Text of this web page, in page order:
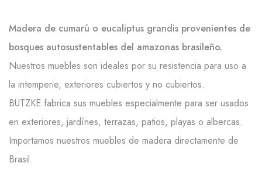
Madera de cumarú o eucaliptus grandis provenientes de
bosques autosustentables del amazonas brasileño.
Nuestros muebles son ideales por su resistencia para uso a
la intemperie, exteriores cubiertos y no cubiertos.
BUTZKE fabrica sus muebles especialmente para ser usados
en exteriores, jardínes, terrazas, patios, playas o albercas.
Importamos nuestros muebles de madera directamente de
Brasil.